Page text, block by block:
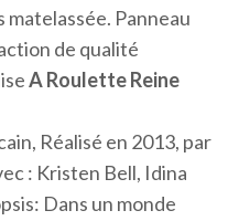
Panneau
de qualité
A RouletteReine
Réalisé en 2013, par
: Kristen Bell, Idina
Dans un monde